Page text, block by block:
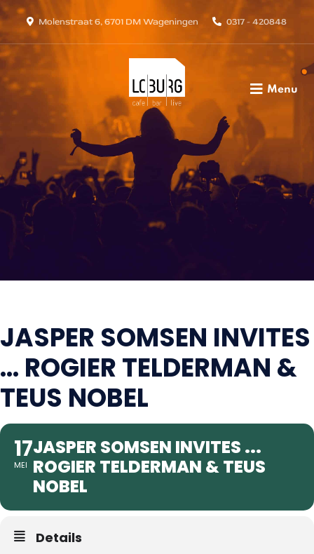
Molenstraat 6, 6701 DM Wageningen 0317 - 420848
Menu
JASPER SOMSEN INVITES
... ROGIER TELDERMAN &
TEUS NOBEL
17
MEI
JASPER SOMSEN INVITES ...
ROGIER TELDERMAN & TEUS
NOBEL
Details